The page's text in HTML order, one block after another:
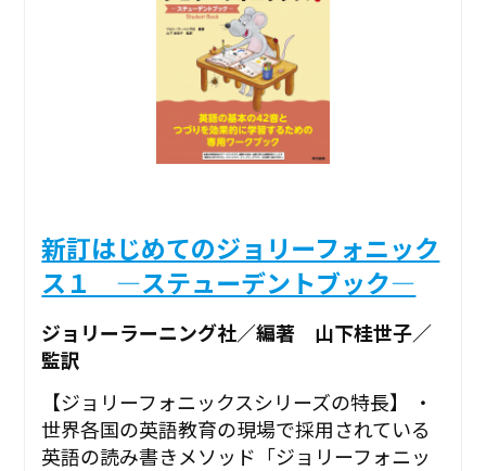
新訂はじめてのジョリーフォニック
ス１ ―ステューデントブック―
ジョリーラーニング社／編著 山下桂世子／
監訳
【ジョリーフォニックスシリーズの特長】 ・
世界各国の英語教育の現場で採用されている
英語の読み書きメソッド「ジョリーフォニッ